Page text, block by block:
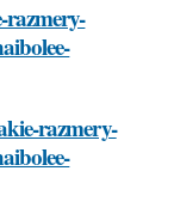
razmery-